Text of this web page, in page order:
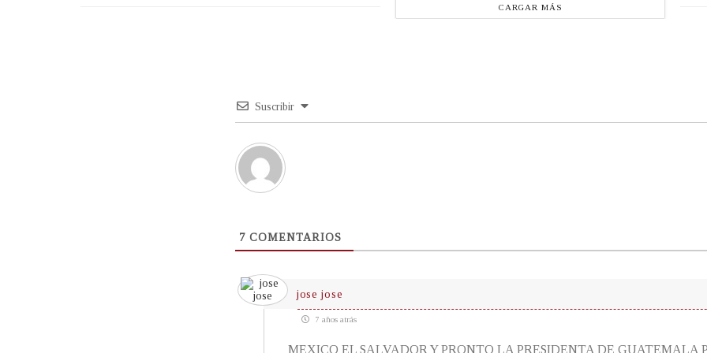
CARGAR MÁS
Suscribir
7 COMENTARIOS
jose jose
7 años atrás
MEXICO EL SALVADOR Y PRONTO LA PRESIDENTA DE GUATEMALA